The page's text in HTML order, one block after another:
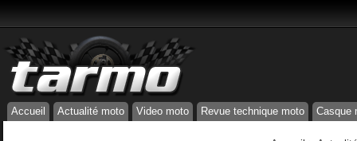
Accueil Actualité moto Video moto Revue technique moto Casque